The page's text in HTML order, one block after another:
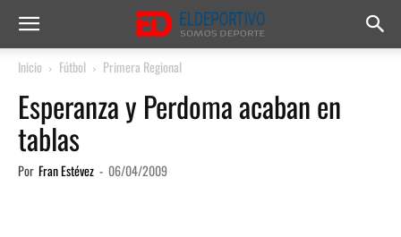
Inicio Fútbol Primera Regional
Esperanza y Perdoma acaban en
tablas
Por Fran Estévez - 06/04/2009